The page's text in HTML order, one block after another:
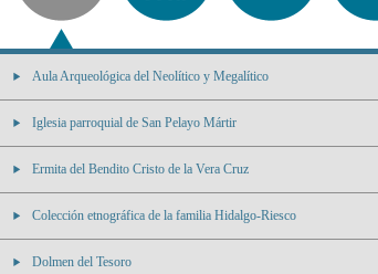
Aula Arqueológica del Neolítico y Megalítico
Iglesia parroquial de San Pelayo Mártir
Ermita del Bendito Cristo de la Vera Cruz
Colección etnográfica de la familia Hidalgo-Riesco
Dolmen del Tesoro